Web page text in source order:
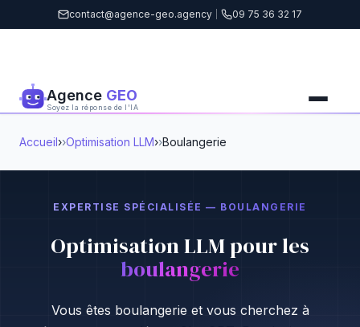
contact@agence-geo.agency 09 75 36 32 17
Agence GEO
Soyez la réponse de l'IA
Accueil› Optimisation LLM› Boulangerie
EXPERTISE SPÉCIALISÉE — BOULANGERIE
Optimisation LLM pour les
boulangerie
Vous êtes boulangerie et vous cherchez à